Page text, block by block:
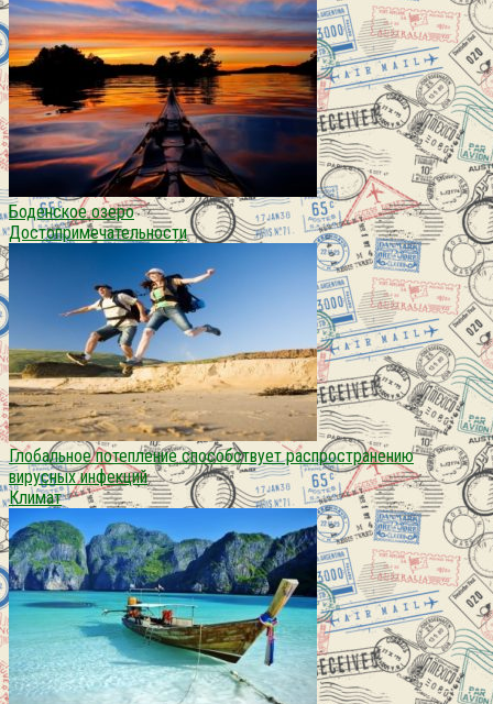
Боденское озеро
Достопримечательности
Глобальное потепление способствует распространению
вирусных инфекций
Климат